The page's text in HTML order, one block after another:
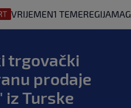
VRIJEMEN1 TEMEREGIJA
trgovački
prodaje
iz Turske